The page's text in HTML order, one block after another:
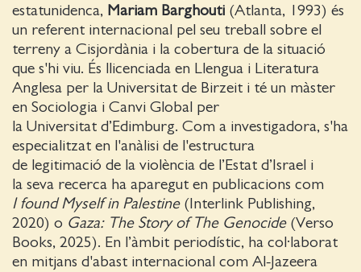
estatunidenca, Mariam Barghouti (Atlanta, 1993) és
un referent internacional pel seu treball sobre el
terreny a Cisjordània i la cobertura de la situació
que s'hi viu. És llicenciada en Llengua i Literatura
Anglesa per la Universitat de Birzeit i té un màster
en Sociologia i Canvi Global per
la Universitat d’Edimburg. Com a investigadora, s'ha
especialitzat en l'anàlisi de l'estructura
de legitimació de la violència de l’Estat d’Israel i
la seva recerca ha aparegut en publicacions com
I found Myself in Palestine(Interlink Publishing,
2020) o Gaza: The Story of The Genocide(Verso
Books, 2025). En l’àmbit periodístic, ha col·laborat
en mitjans d'abast internacional com Al-Jazeera